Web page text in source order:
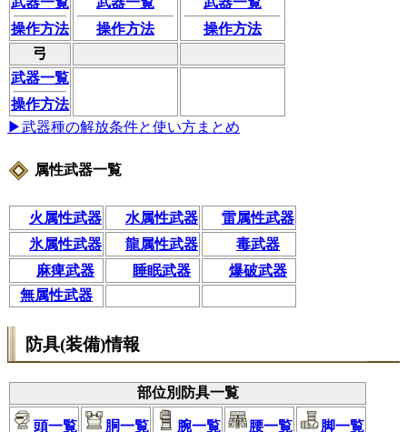
操作方法
操作方法
操作方法
弓
武器一覧
操作方法
▶武器種の解放条件と使い方まとめ
属性武器一覧
火属性武器 水属性武器
雷属性武器
氷属性武器
龍属性武器
毒武器
麻痺武器
睡眠武器
爆破武器
無属性武器
防具(装備)情報
部位別防具一覧
頭一覧 胴一覧 腕一覧 腰一覧 脚一覧